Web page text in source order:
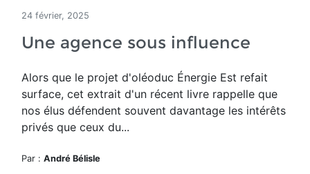
24 février, 2025
Une agence sous influence
Alors que le projet d'oléoduc Énergie Est refait
surface, cet extrait d'un récent livre rappelle que
nos élus défendent souvent davantage les intérêts
privés que ceux du...
Par : André Bélisle